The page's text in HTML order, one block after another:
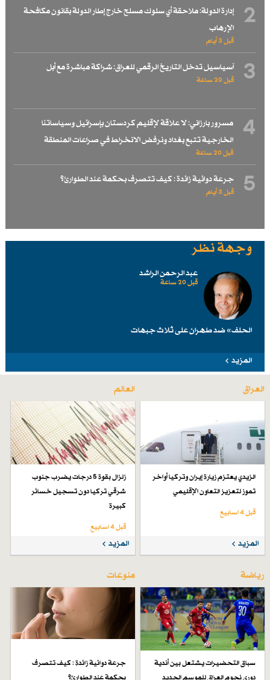
2
إدارة الدولة: ملاحقة أي سلوك مسلح خارج إطار الدولة بقانون مكافحة
الإرهاب
قبل 3 أيام
3 آسياسيل تدخل التاريخ الرقمي للعراق: شراكة مباشرة مع أبل
قبل 20 ساعة
4
مسرور بارزاني: لا علاقة لإقليم كردستان بإسرائيل وسياساتنا
الخارجية تتبع بغداد ونرفض الانخراط في صراعات المنطقة
قبل 20 ساعة
5 جرعة دوائية زائدة : كيف تتصرف بحكمة عند الطوارئ؟
قبل 3 أيام
وجهة نظر
عبد الرحمن الراشد
قبل 20 ساعة
الحلف» ضد طهرانَ على ثلاث جبهات
المزيد
العراق
الزيدي يعتزم زيارة إيران وتركيا أواخر
تموز لتعزيز التعاون الإقليمي
قبل 4 اسابیع
المزيد
العالم
زلزال بقوة 5 درجات يضرب جنوب
شرقي تركيا دون تسجيل خسائر
كبيرة
قبل 4 اسابیع
المزيد
رياضة
سباق التحضيرات يشتعل بين أندية
دوري نجوم العراق للموسم الجديد
منوعات
جرعة دوائية زائدة : كيف تتصرف
بحكمة عند الطوارئ؟